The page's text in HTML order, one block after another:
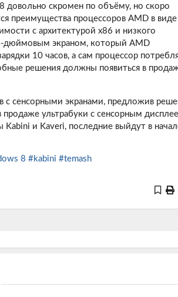
довольно скромен по объёму, но скоро
преимущества процессоров AMD в виде
с архитектурой x86 и низкого
дюймовым экраном, который AMD
10 часов, а сам процессор
решения должны появиться в
с сенсорными экранами, предложив
ультрабуки с сенсорным
и Kaveri, последние выйдут в
8 #kabini #temash